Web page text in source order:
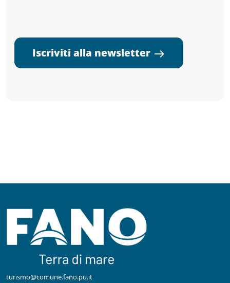
Iscriviti alla newsletter
turismo@comune.fano.pu.it